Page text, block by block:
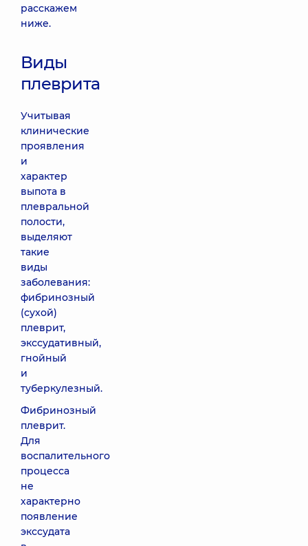
расскажем
ниже.
Виды
плеврита
Учитывая
клинические
проявления
и
характер
выпота в
плевральной
полости,
выделяют
такие
виды
заболевания:
фибринозный
(сухой)
плеврит,
экссудативный,
гнойный
и
туберкулезный.
Фибринозный
плеврит.
Для
воспалительного
процесса
не
характерно
появление
экссудата